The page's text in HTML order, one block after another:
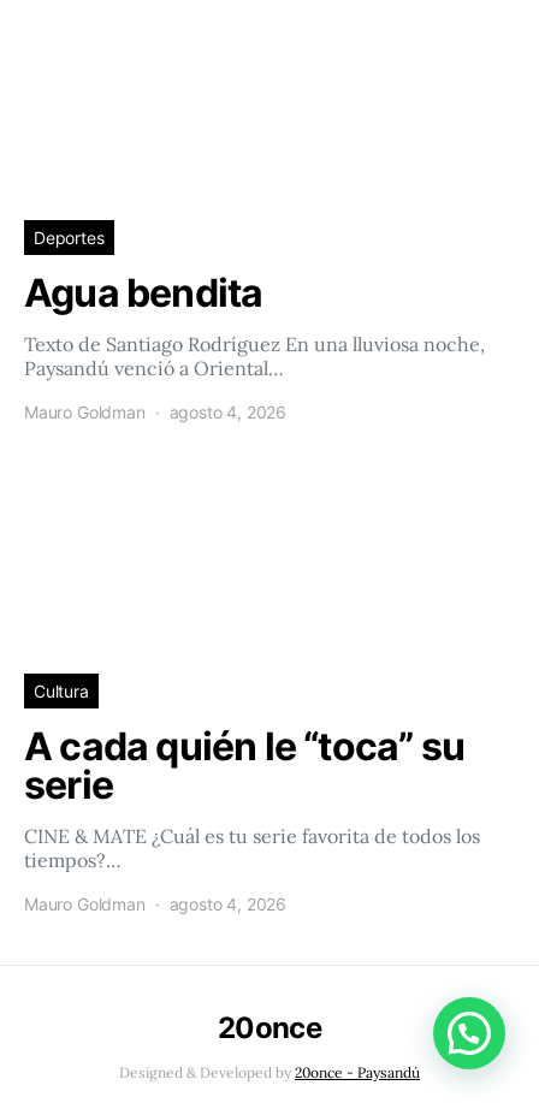
Deportes
Agua bendita
Texto de Santiago Rodríguez En una lluviosa noche,
Paysandú venció a Oriental…
Mauro Goldman agosto 4, 2026
Cultura
A cada quién le “toca” su
serie
CINE & MATE ¿Cuál es tu serie favorita de todos los
tiempos?…
Mauro Goldman agosto 4, 2026
20once
Designed & Developed by 20once - Paysandú
Conéctacte con 20once!